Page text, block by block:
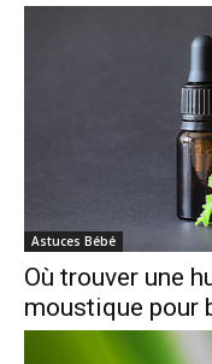
Astuces Bébé
Où trouver une
moustique pour